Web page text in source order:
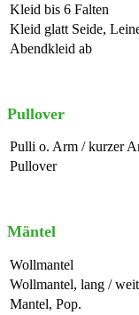
Kleid bis 6 Falten
Kleid glatt Seide,
Abendkleid ab
Pullover
Pulli o. Arm / kurzer
Pullover
Mäntel
Wollmantel
Wollmantel, lang / weit
Mantel, Pop.